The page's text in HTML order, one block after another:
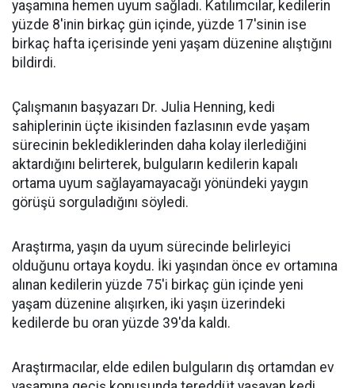
yaşamına hemen uyum sağladı. Katılımcılar, kedilerin
yüzde 8'inin birkaç gün içinde, yüzde 17'sinin ise
birkaç hafta içerisinde yeni yaşam düzenine alıştığını
bildirdi.
Çalışmanın başyazarı Dr. Julia Henning, kedi
sahiplerinin üçte ikisinden fazlasının evde yaşam
sürecinin beklediklerinden daha kolay ilerlediğini
aktardığını belirterek, bulguların kedilerin kapalı
ortama uyum sağlayamayacağı yönündeki yaygın
görüşü sorguladığını söyledi.
Araştırma, yaşın da uyum sürecinde belirleyici
olduğunu ortaya koydu. İki yaşından önce ev ortamına
alınan kedilerin yüzde 75'i birkaç gün içinde yeni
yaşam düzenine alışırken, iki yaşın üzerindeki
kedilerde bu oran yüzde 39'da kaldı.
Araştırmacılar, elde edilen bulguların dış ortamdan ev